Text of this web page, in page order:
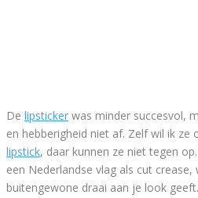
De lipsticker was minder succesvol,
en hebberigheid niet af. Zelf wil ik ze
lipstick, daar kunnen ze niet tegen
een Nederlandse vlag als cut
buitengewone draai aan je look